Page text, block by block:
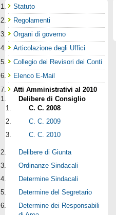
Statuto
Regolamenti
Organi di governo
Articolazione degli Uffici
Collegio dei Revisori dei Conti
Elenco E-Mail
Atti Amministrativi al 2010
Delibere di Consiglio
C. C. 2008
C. C. 2009
C. C. 2010
Delibere di Giunta
Ordinanze Sindacali
Determine Sindacali
Determine del Segretario
Determine dei Responsabili